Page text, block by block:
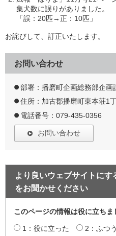
集犬数に誤りがありました。
「誤：20匹→正：10匹」
お詫びして、訂正いたします。
お問い合わせ
部署：播磨町企画総務部企画
住所：加古郡播磨町東本荘1
電話番号：079-435-0356
お問い合わせ
より良いウェブサイトに
をお聞かせください
このページの情報は役に立ちま
1：役に立った 2：ふつう